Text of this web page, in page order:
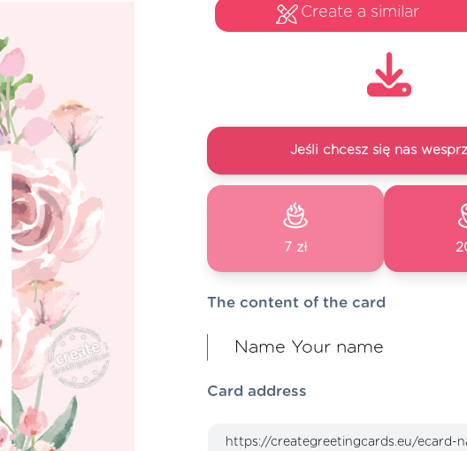
Create a similar
Jeśli chcesz się nas
7 zł
The content of the card
Name Your name
Card address